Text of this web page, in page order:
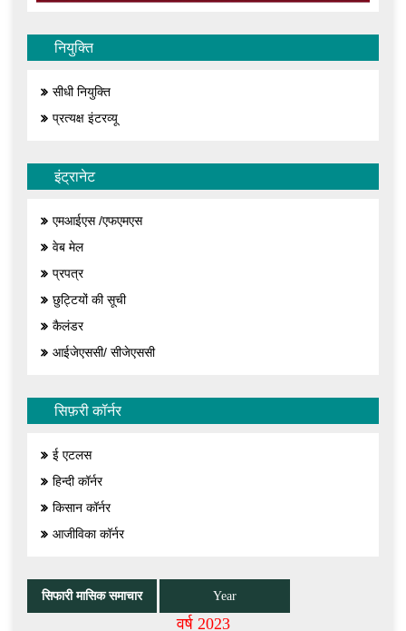
नियुक्ति
सीधी नियुक्ति
प्रत्यक्ष इंटरव्यू
इंट्रानेट
एमआईएस /एफएमएस
वेब मेल
प्रपत्र
छुट्टियों की सूची
कैलंडर
आईजेएससी/ सीजेएससी
सिफ़री कॉर्नर
ई एटलस
हिन्दी कॉर्नर
किसान कॉर्नर
आजीविका कॉर्नर
सिफारी मासिक समाचार Year
वर्ष 2023